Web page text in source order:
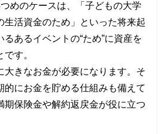
つめのケースは、「子どもの大学
生活資金のため」といった将来起
るあるイベントの“ため”に資産を
す。
大きなお金が必要になります。そ
的にお金を貯める仕組みも備えて
期保険金や解約返戻金が役に立つ